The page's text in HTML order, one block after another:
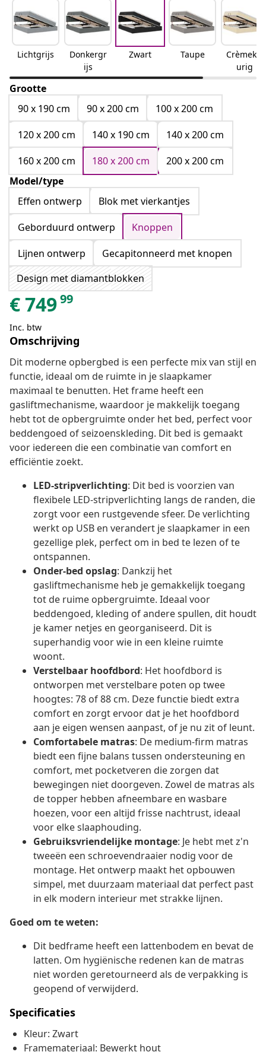
Lichtgrijs
Donkergr
ijs
Zwart Taupe
Crèmekle
urig
Grootte
90 x 190 cm
90 x 200 cm
100 x 200 cm
120 x 200 cm
140 x 190 cm
140 x 200 cm
160 x 200 cm
180 x 200 cm
200 x 200 cm
Model/type
Effen ontwerp
Blok met vierkantjes
Geborduurd ontwerp
Knoppen
Lijnen ontwerp
Gecapitonneerd met knopen
Design met diamantblokken
€74999
Inc. btw
Omschrijving
Dit moderne opbergbed is een perfecte mix van stijl en
functie, ideaal om de ruimte in je slaapkamer
maximaal te benutten. Het frame heeft een
gasliftmechanisme, waardoor je makkelijk toegang
hebt tot de opbergruimte onder het bed, perfect voor
beddengoed of seizoenskleding. Dit bed is gemaakt
voor iedereen die een combinatie van comfort en
efficiëntie zoekt.
LED-stripverlichting: Dit bed is voorzien van
flexibele LED-stripverlichting langs de randen, die
zorgt voor een rustgevende sfeer. De verlichting
werkt op USB en verandert je slaapkamer in een
gezellige plek, perfect om in bed te lezen of te
ontspannen.
Onder-bed opslag: Dankzij het
gasliftmechanisme heb je gemakkelijk toegang
tot de ruime opbergruimte. Ideaal voor
beddengoed, kleding of andere spullen, dit houdt
je kamer netjes en georganiseerd. Dit is
superhandig voor wie in een kleine ruimte
woont.
Verstelbaar hoofdbord: Het hoofdbord is
ontworpen met verstelbare poten op twee
hoogtes: 78 of 88 cm. Deze functie biedt extra
comfort en zorgt ervoor dat je het hoofdbord
aan je eigen wensen aanpast, of je nu zit of leunt.
Comfortabele matras: De medium-firm matras
biedt een fijne balans tussen ondersteuning en
comfort, met pocketveren die zorgen dat
bewegingen niet doorgeven. Zowel de matras als
de topper hebben afneembare en wasbare
hoezen, voor een altijd frisse nachtrust, ideaal
voor elke slaaphouding.
Gebruiksvriendelijke montage: Je hebt met z'n
tweeën een schroevendraaier nodig voor de
montage. Het ontwerp maakt het opbouwen
simpel, met duurzaam materiaal dat perfect past
in elk modern interieur met strakke lijnen.
Goed om te weten:
Dit bedframe heeft een lattenbodem en bevat de
latten. Om hygiënische redenen kan de matras
niet worden geretourneerd als de verpakking is
geopend of verwijderd.
Specificaties
Kleur: Zwart
Framemateriaal: Bewerkt hout